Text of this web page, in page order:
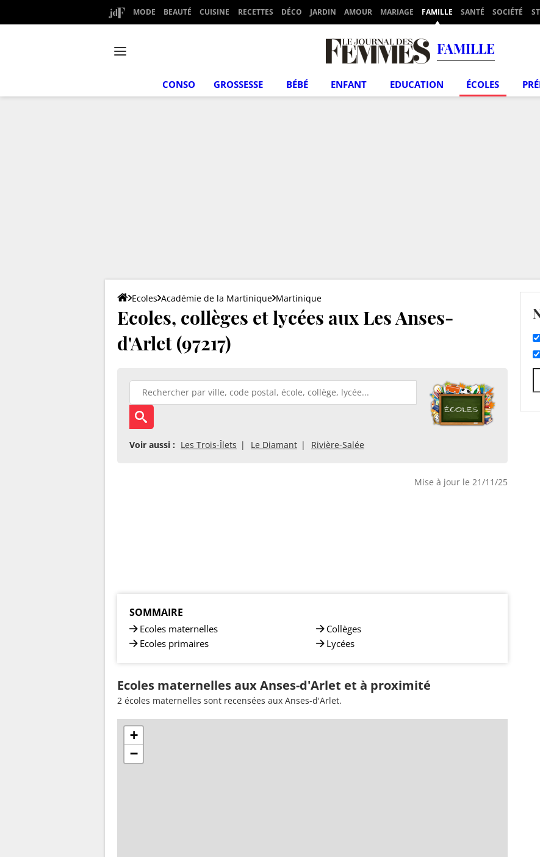
MODE BEAUTÉ CUISINE RECETTES DÉCO JARDIN AMOUR MARIAGE FAMILLE SANTÉ SOCIÉTÉ
FAMILLE
CONSO GROSSESSE BÉBÉ ENFANT EDUCATION ÉCOLES
Ecoles Académie de la Martinique Martinique
Ecoles, collèges et lycées aux Les Anses-
d'Arlet (97217)
Voir aussi : Les Trois-Îlets Le Diamant Rivière-Salée
Mise à jour le 21/11/25
SOMMAIRE
Ecoles maternelles
Ecoles primaires
Collèges
Lycées
Ecoles maternelles aux Anses-d'Arlet et à proximité
2 écoles maternelles sont recensées aux Anses-d'Arlet.
+
−